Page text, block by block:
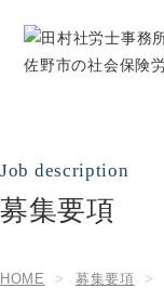
募集要項
HOME 募集要項